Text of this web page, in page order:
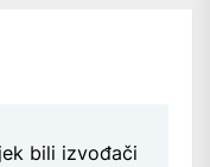
bili izvođači